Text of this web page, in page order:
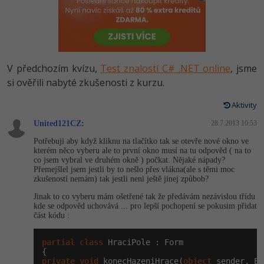
HTML5, CSS3, Bootstrap, SEO
SQL a databáze
Testování a verzování
Spring
Django
Best practices
JavaScript
Python
MySQL/MariaDB
SQLite
Vývojář mobilních aplikací
Specialista na AI a bigdata
C# Game developer
Webdesigner
Tester
Systémový administrátor
Grafik / UX/UI návrhář
3D grafik
Projektový manažer
Databázový analytik
Python -80%
JavaScript -80%
PHP
-80%
Swift
Kotlin -80%
C -80%
VB.NET
SQL
Návrh SW -80%
V předchozím kvízu, Test znalostí C# .NET online, jsme
si ověřili nabyté zkušenosti z kurzu.
Aktivity
United121CZ: 28.7.2013 10:53
Potřebuji aby když kliknu na tlačítko tak se otevře nové okno ve
kterém něco vyberu ale to první okno musí na tu odpověd ( na to
co jsem vybral ve druhém okně ) počkat. Nějaké nápady?
Přemejšlel jsem jestli by to nešlo přes vlákna(ale s těmi moc
zkušeností nemám) tak jestli neni ještě jinej způbob?
Jinak to co vyberu mám ošetřené tak že předávám nezávislou třídu
kde se odpověd uchovává ... pro lepší pochopení se pokusim přidat
část kódu :
partial class HraciPole : Form
private void konecHazeniHrace(object sender,